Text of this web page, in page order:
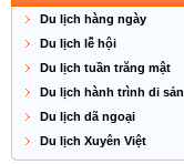
Du lịch hàng ngày
Du lịch lễ hội
Du lịch tuần trăng mật
Du lịch hành trình di sản
Du lịch dã ngoại
Du lịch Xuyên Việt